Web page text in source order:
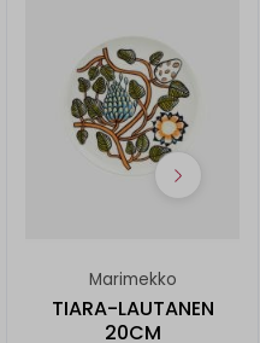
Marimekko
TIARA-LAUTANEN
20CM